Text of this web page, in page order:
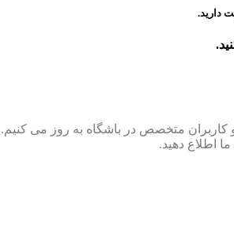
دارید.
کاربران متخصص در باشگاه به روز می کنیم.
ما اطلاع دهید.